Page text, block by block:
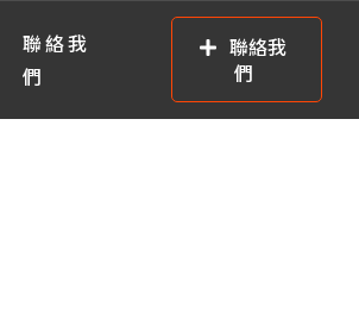
聯絡我
們
聯絡我
們